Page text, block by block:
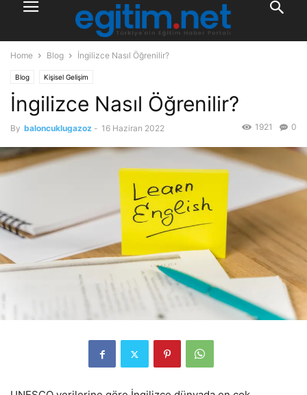
Home Blog İngilizce Nasıl Öğrenilir?
Blog Kişisel Gelişim
İngilizce Nasıl Öğrenilir?
By baloncuklugazoz - 16 Haziran 2022 0
1921